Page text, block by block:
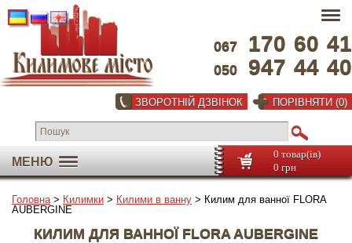
067 170 60 41
050 947 44 40
ЗВОРОТНІЙ ДЗВІНОК ПОРІВНЯТИ (0)
МЕНЮ
0 товар(ів)
0 грн
Головна> Килимки > Килими в ванну > Килим для ванної FLORA
AUBERGINE
КИЛИМ ДЛЯ ВАННОЇ FLORA AUBERGINE